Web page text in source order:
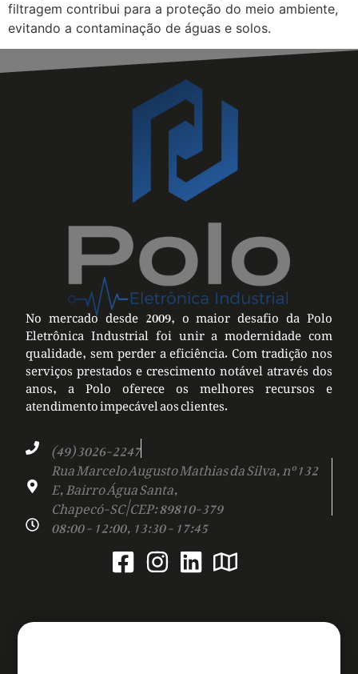
filtragem contribui para a proteção do meio ambiente,
evitando a contaminação de águas e solos.
No mercado desde 2009, o maior desafio da Polo
Eletrônica Industrial foi unir a modernidade com
qualidade, sem perder a eficiência. Com tradição nos
serviços prestados e crescimento notável através dos
anos, a Polo oferece os melhores recursos e
atendimento impecável aos clientes.
(49) 3026-2247
Rua Marcelo Augusto Mathias da Silva, nº 132
E, Bairro Água Santa,
Chapecó-SC | CEP: 89810-379
08:00 - 12:00, 13:30 - 17:45